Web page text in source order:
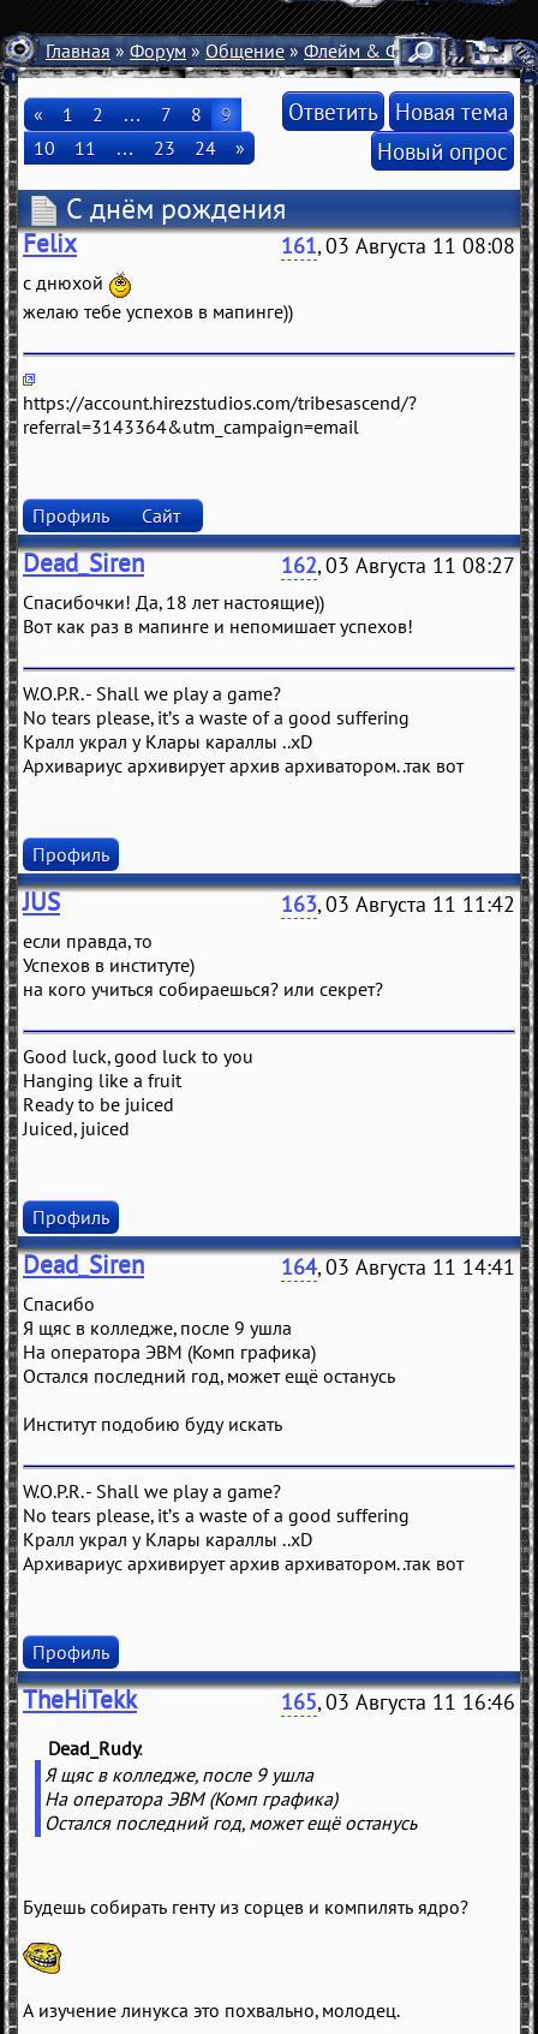
Главная»Форум»Общение»Флейм & Флуд» С днём
« 1 2 … 7 8
9
10
11 … 23 24 »
Ответить Новая тема
Новый опрос
С днём рождения
Felix 161, 03 Августа 11 08:08
с днюхой
желаю тебе успехов в мапинге))
https://account.hirezstudios.com/tribesascend/?
referral=3143364&utm_campaign=email
Профиль Сайт
Dead_Siren 162, 03 Августа 11 08:27
Спасибочки! Да, 18 лет настоящие))
Вот как раз в мапинге и непомишает успехов!
W.O.P.R. - Shall we play a game?
No tears please, it’s a waste of a good suffering
Кралл украл у Клары караллы ..xD
Архивариус архивирует архив архиватором..так вот
Профиль
JUS 163, 03 Августа 11 11:42
если правда, то
Успехов в институте)
на кого учиться собираешься? или секрет?
Good luck, good luck to you
Hanging like a fruit
Ready to be juiced
Juiced, juiced
Профиль
Dead_Siren 164, 03 Августа 11 14:41
Спасибо
Я щяс в колледже, после 9 ушла
На оператора ЭВМ (Комп графика)
Остался последний год, может ещё останусь
Институт подобию буду искать
W.O.P.R. - Shall we play a game?
No tears please, it’s a waste of a good suffering
Кралл украл у Клары караллы ..xD
Архивариус архивирует архив архиватором..так вот
Профиль
TheHiTekk 165, 03 Августа 11 16:46
Dead_Rudy
Я щяс в колледже, после 9 ушла
На оператора ЭВМ (Комп графика)
Остался последний год, может ещё останусь
Будешь собирать генту из сорцев и компилять ядро?
А изучение линукса это похвально, молодец.